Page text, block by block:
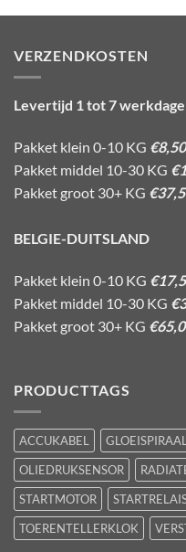
VERZENDKOSTEN
Levertijd 1 tot 7
Pakket klein 0-10 KG €8,50
Pakket middel 10-30 KG
Pakket groot 30+ KG
BELGIE-DUITSLAND
Pakket klein 0-10 KG
Pakket middel 10-30 KG
Pakket groot 30+ KG
PRODUCTTAGS
ACCUKABEL GLOEISPIRAAL
OLIEDRUKSENSOR
STARTMOTOR
TOERENTELLERKLOK